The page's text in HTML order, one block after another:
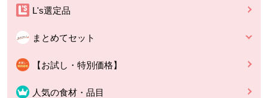
L's選定品
まとめてセット
【お試し・特別価格】
人気の食材・品目